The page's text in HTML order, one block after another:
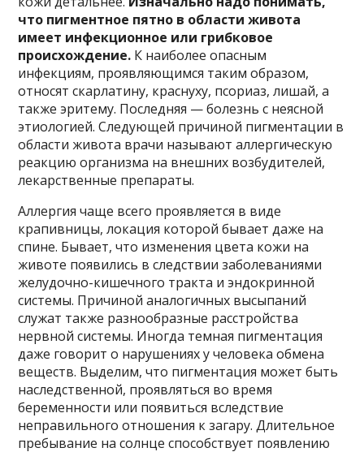
что пигментное пятно в области живота
имеет инфекционное или грибковое
происхождение. К наиболее опасным
инфекциям, проявляющимся таким образом,
относят скарлатину, краснуху, псориаз, лишай, а
также эритему. Последняя — болезнь с неясной
этиологией. Следующей причиной пигментации в
области живота врачи называют аллергическую
реакцию организма на внешних возбудителей,
лекарственные препараты.
Аллергия чаще всего проявляется в виде
крапивницы, локация которой бывает даже на
спине. Бывает, что изменения цвета кожи на
животе появились в следствии заболеваниями
желудочно-кишечного тракта и эндокринной
системы. Причиной аналогичных высыпаний
служат также разнообразные расстройства
нервной системы. Иногда темная пигментация
даже говорит о нарушениях у человека обмена
веществ. Выделим, что пигментация может быть
наследственной, проявляться во время
беременности или появиться вследствие
неправильного отношения к загару. Длительное
пребывание на солнце способствует появлению